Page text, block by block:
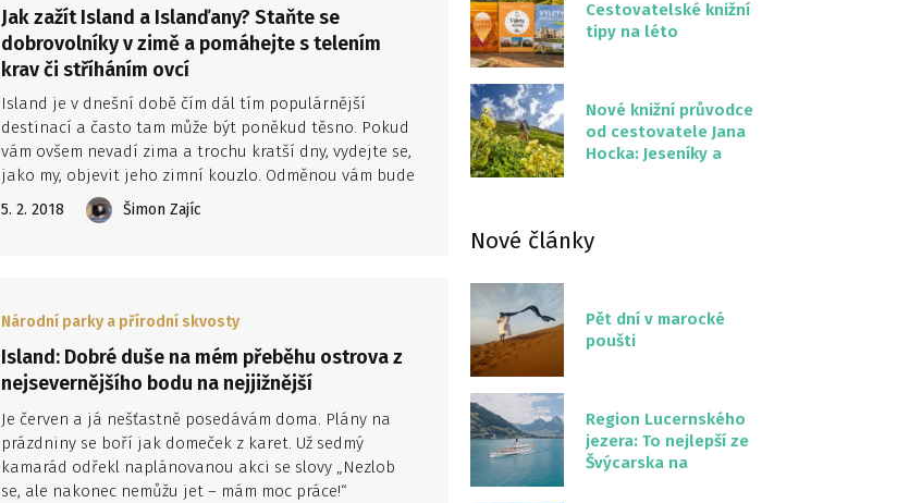
Jak zažít Island a Islanďany? Staňte se
dobrovolníky v zimě a pomáhejte s telením
krav či stříháním ovcí
Island je v dnešní době čím dál tím populárnější
destinací a často tam může být poněkud těsno. Pokud
vám ovšem nevadí zima a trochu kratší dny, vydejte se,
jako my, objevit jeho zimní kouzlo. Odměnou vám bude
nádherná drsná příroda, kterou hlavně na severu
ostrova budete mít sami pro sebe.
5. 2. 2018 Šimon Zajíc
Národní parky a přírodní skvosty
Island: Dobré duše na mém přeběhu ostrova z
nejsevernějšího bodu na nejjižnější
Je červen a já nešťastně posedávám doma. Plány na
prázdniny se boří jak domeček z karet. Už sedmý
kamarád odřekl naplánovanou akci se slovy „Nezlob
se, ale nakonec nemůžu jet – mám moc práce!“
Cestovatelské knižní
tipy na léto
Nové knižní průvodce
od cestovatele Jana
Hocka: Jeseníky a
Nové články
Pět dní v marocké
poušti
Region Lucernského
jezera: To nejlepší ze
Švýcarska na